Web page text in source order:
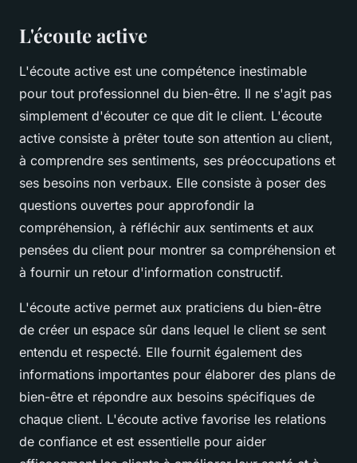
L'écoute active
L'écoute active est une compétence inestimable
pour tout professionnel du bien-être. Il ne s'agit pas
simplement d'écouter ce que dit le client. L'écoute
active consiste à prêter toute son attention au client,
à comprendre ses sentiments, ses préoccupations et
ses besoins non verbaux. Elle consiste à poser des
questions ouvertes pour approfondir la
compréhension, à réfléchir aux sentiments et aux
pensées du client pour montrer sa compréhension et
à fournir un retour d'information constructif.
L'écoute active permet aux praticiens du bien-être
de créer un espace sûr dans lequel le client se sent
entendu et respecté. Elle fournit également des
informations importantes pour élaborer des plans de
bien-être et répondre aux besoins spécifiques de
chaque client. L'écoute active favorise les relations
de confiance et est essentielle pour aider